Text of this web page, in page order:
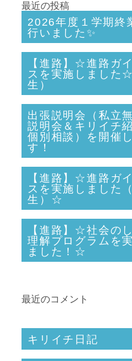
最近の投稿
2026年度１学期終
行いました✨
【進路】☆進路ガ
スを実施しました
生）
出張説明会（私立
説明会＆キリイチ
個別相談）を開催
す！
【進路】☆進路ガ
スを実施しました
生）☆
【進路】☆社会の
理解プログラムを
ました！☆
最近のコメント
キリイチ日記